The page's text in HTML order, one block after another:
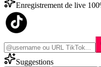
Enregistrement de live
Suggestions